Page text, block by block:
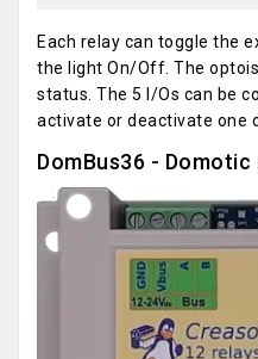
Each relay can toggle the
the light On/Off. The
status. The 5 I/Os can be
activate or deactivate one
DomBus36 -